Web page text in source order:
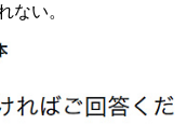
ない。